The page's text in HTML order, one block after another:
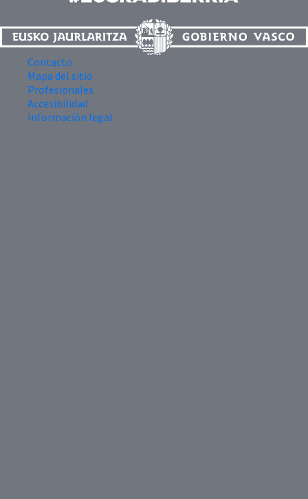
Contacto
Mapa del sitio
Profesionales
Accesibilidad
Información legal